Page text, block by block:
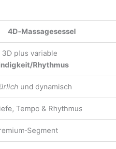
4D‑Massagesessel
3D plus variable
Rhythmus
und dynamisch
Tempo & Rhythmus